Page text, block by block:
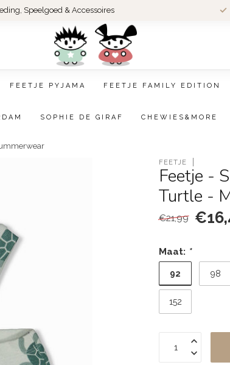
Speelgoed & Accessoires
FEETJE PYJAMA FEETJE FAMILY EDITION
SOPHIE DE GIRAF CHEWIES&MORE
FEETJE
Feetje -
Turtle -
€21,99
Maat: *
92 98
152